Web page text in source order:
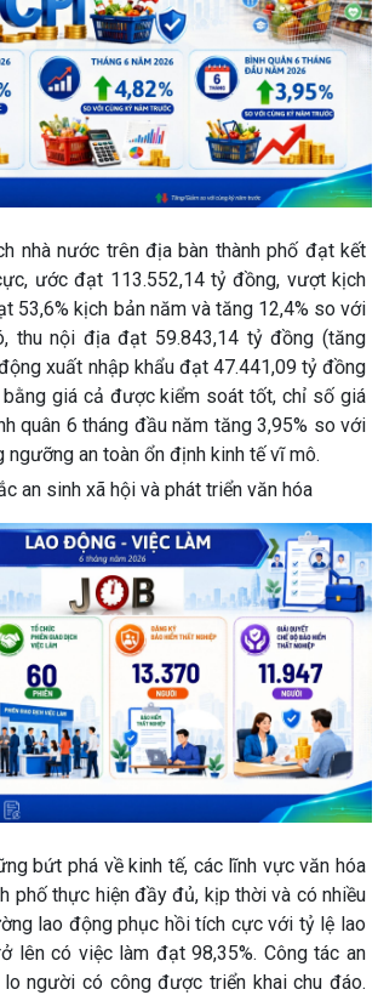
nhà nước trên địa bàn thành phố đạt kết
ước đạt 113.552,14 tỷ đồng, vượt kịch
53,6% kịch bản năm và tăng 12,4% so với
thu nội địa đạt 59.843,14 tỷ đồng (tăng
xuất nhập khẩu đạt 47.441,09 tỷ đồng
bằng giá cả được kiểm soát tốt, chỉ số giá
quân 6 tháng đầu năm tăng 3,95% so với
ngưỡng an toàn ổn định kinh tế vĩ mô.
an sinh xã hội và phát triển văn hóa
bứt phá về kinh tế, các lĩnh vực văn hóa
phố thực hiện đầy đủ, kịp thời và có nhiều
lao động phục hồi tích cực với tỷ lệ lao
lên có việc làm đạt 98,35%. Công tác an
người có công được triển khai chu đáo.